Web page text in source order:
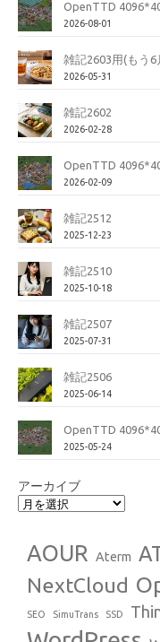
OpenTTD
2026-08-01
雑記2603用(もう6
2026-05-31
雑記2602
2026-02-28
OpenTTD
2026-02-09
雑記2512
2025-12-23
雑記2510
2025-10-18
雑記2507
2025-07-31
雑記2506
2025-06-14
OpenTTD
2025-05-24
アーカイブ
AOUR Aterm
NextCloud
SEO SimuTrans SSD